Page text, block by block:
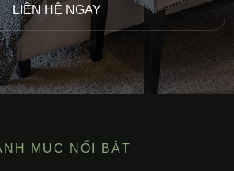
LIÊN HỆ NGAY
MỤC NỔI BẬT